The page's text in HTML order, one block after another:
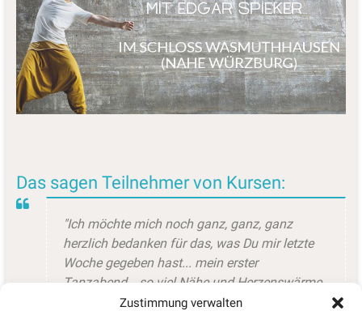
Zustimmung verwalten
Das sagen Teilnehmer von Kursen:
"Ich möchte mich noch ganz, ganz, ganz
herzlich bedanken für das, was Du mir letzte
Woche gegeben hast... mein erster
Tanzabend… so viel Nähe und Herzenswärme
habe ich selten erlebt. Auch jetzt spüre ich das